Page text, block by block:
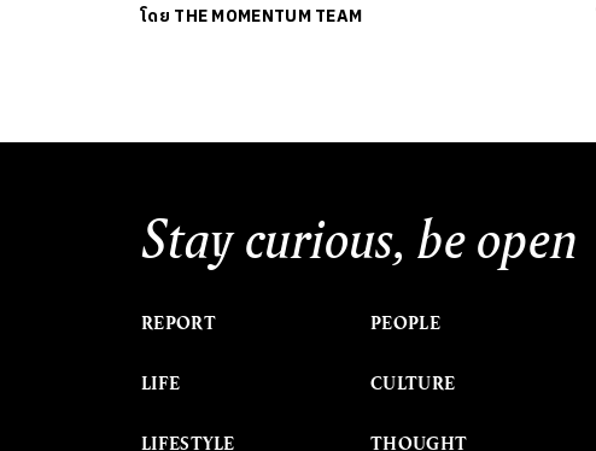
โดย THE MOMENTUM TEAM
Stay curious, be open
REPORT
LIFE
LIFESTYLE
PEOPLE
CULTURE
THOUGHT